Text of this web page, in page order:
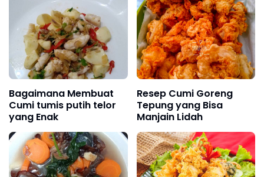
Bagaimana Membuat
Cumi tumis putih telor
yang Enak
Resep Cumi Goreng
Tepung yang Bisa
Manjain Lidah